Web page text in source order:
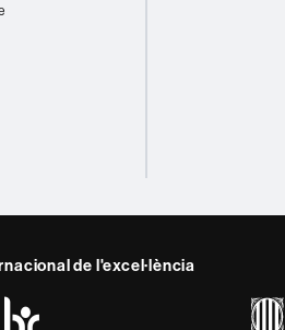
de l'excel·lència